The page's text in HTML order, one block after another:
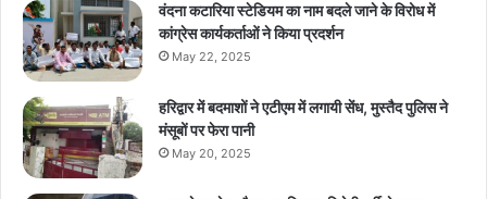
वंदना कटारिया स्टेडियम का नाम बदले जाने के विरोध में
कांग्रेस कार्यकर्ताओं ने किया प्रदर्शन
May 22, 2025
हरिद्वार में बदमाशों ने एटीएम में लगायी सेंध, मुस्तैद पुलिस ने
मंसूबों पर फेरा पानी
May 20, 2025